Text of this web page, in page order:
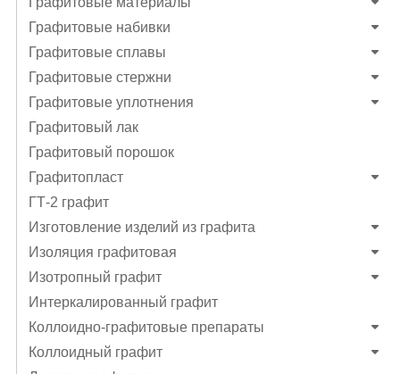
Графитовые набивки
Графитовые сплавы
Графитовые стержни
Графитовые уплотнения
Графитовый лак
Графитовый порошок
Графитопласт
ГТ-2 графит
Изготовление изделий из графита
Изоляция графитовая
Изотропный графит
Интеркалированный графит
Коллоидно-графитовые препараты
Коллоидный графит